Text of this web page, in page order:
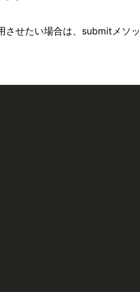
せたい場合は、submitメソッ